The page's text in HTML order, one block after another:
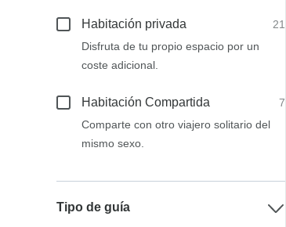
Habitación privada
21
Disfruta de tu propio espacio por un
coste adicional.
Habitación Compartida
7
Comparte con otro viajero solitario del
mismo sexo.
Tipo de guía